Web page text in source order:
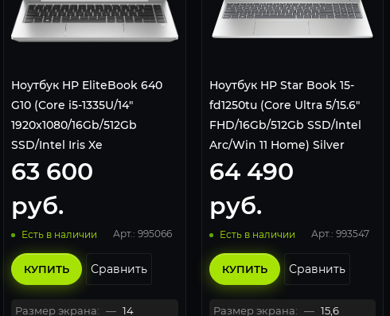
Ноутбук HP EliteBook 640
G10 (Core i5-1335U/14"
1920x1080/16Gb/512Gb
SSD/Intel Iris Xe
Graphics/Win 11 Home)
Silver
63 600
руб.
Есть в наличии Арт.: 995066
КУПИТЬ Сравнить
Размер экрана: — 14
Ноутбук HP Star Book 15-
fd1250tu (Core Ultra 5/15.6"
FHD/16Gb/512Gb SSD/Intel
Arc/Win 11 Home) Silver
64 490
руб.
Есть в наличии Арт.: 993547
КУПИТЬ Сравнить
Размер экрана: — 15,6